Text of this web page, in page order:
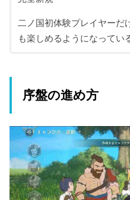
二ノ国初体験プレイヤーだ
も楽しめるようになってい
序盤の進め方